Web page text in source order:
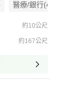
醫療/銀行(43)
約10公尺
約167公尺